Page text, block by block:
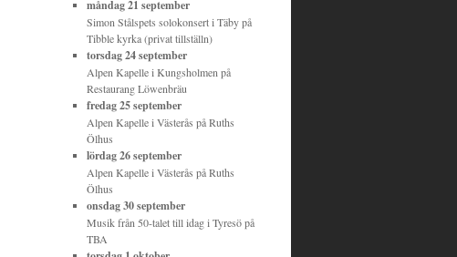
måndag 21 september
Simon Stålspets solokonsert i Täby på
Tibble kyrka (privat tillställn)
torsdag 24 september
Alpen Kapelle i Kungsholmen på
Restaurang Löwenbräu
fredag 25 september
Alpen Kapelle i Västerås på Ruths
Ölhus
lördag 26 september
Alpen Kapelle i Västerås på Ruths
Ölhus
onsdag 30 september
Musik från 50-talet till idag i Tyresö på
TBA